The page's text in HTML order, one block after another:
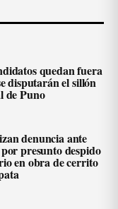
quedan fuera
disputarán el sillón
de Puno
denuncia ante
presunto despido
en obra de cerrito